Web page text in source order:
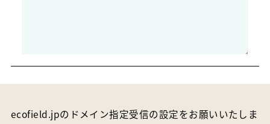
ecofield.jpのドメイン指定受信の設定をお願いいたしま